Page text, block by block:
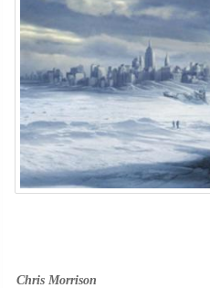
Chris Morrison